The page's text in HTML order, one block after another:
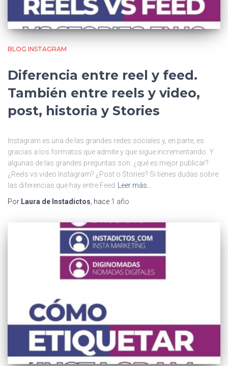
BLOG INSTAGRAM
Diferencia entre reel y feed.
También entre reels y video,
post, historia y Stories
Instagram es una de las grandes redes sociales y, en parte, es
gracias a los formatos que admite y que sigue incrementando. Y
algunas de las grandes preguntas son: ¿qué es mejor publicar?
¿Reels vs video Instagram? ¿Post o Stories? Si tienes dudas sobre
las diferencias que hay entre Feed
Leer más…
Por Laura de Instadictos , hace 1 año